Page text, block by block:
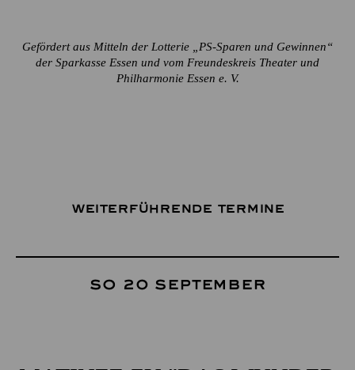
Gefördert aus Mitteln der Lotterie „PS-Sparen und Gewinnen“
der Sparkasse Essen und vom Freundeskreis Theater und
Philharmonie Essen e. V.
Weiterführende Termine
So 20 September